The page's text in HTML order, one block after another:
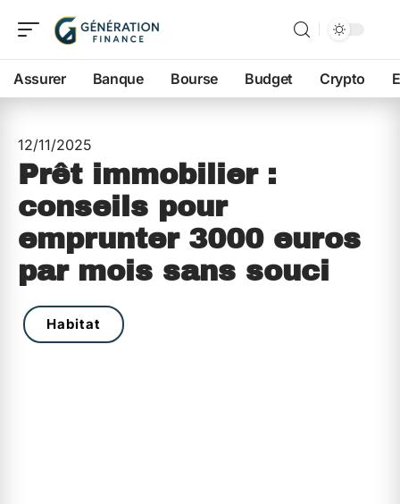
Assurer Banque Bourse Budget Crypto
12/11/2025
Prêt immobilier :
conseils pour
emprunter 3000 euros
par mois sans souci
Habitat